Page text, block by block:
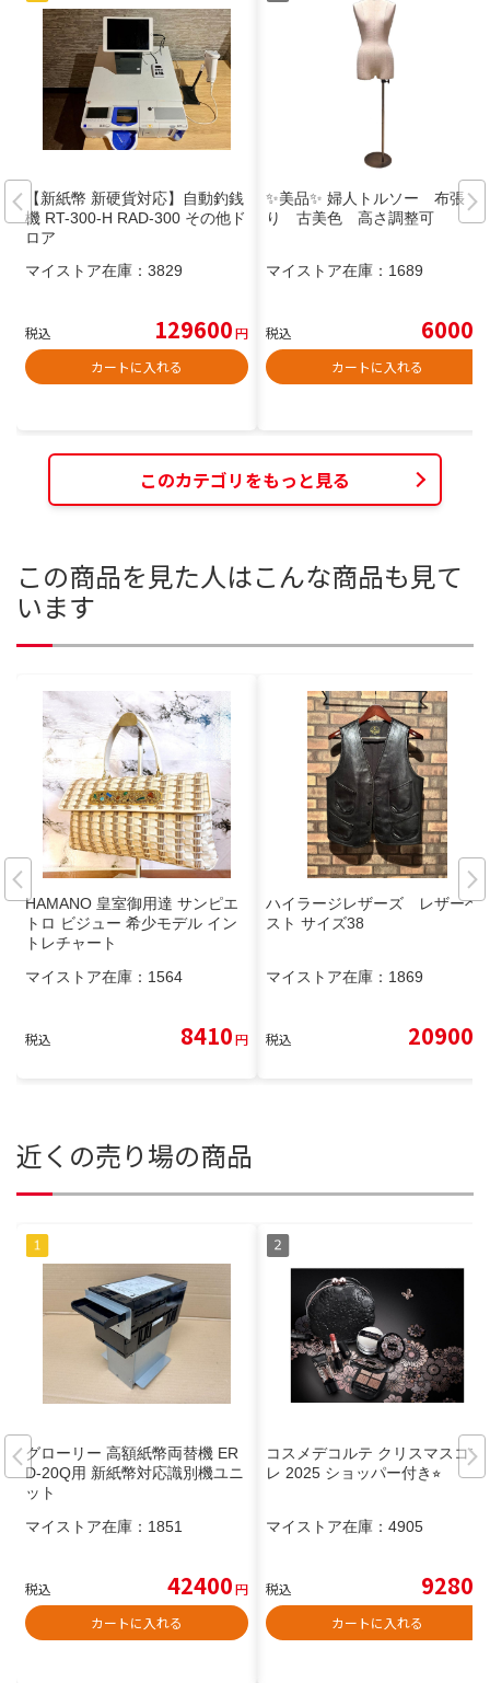
【新紙幣 新硬貨対応】自動釣銭
機 RT-300-H RAD-300 その他ド
ロア
マイストア在庫： 3829
税込 129600円
カートに入れる
✨美品✨ 婦人トルソー 布張
り 古美色 高さ調整可
マイストア在庫： 1689
税込 6000
カートに入れる
このカテゴリをもっと見る
この商品を見た人はこんな商品も見て
います
HAMANO 皇室御用達 サンピエ
トロ ビジュー 希少モデル イン
トレチャート
マイストア在庫： 1564
税込 8410円
ハイラージレザーズ レザーベ
スト サイズ38
マイストア在庫： 1869
税込 20900
近くの売り場の商品
グローリー 高額紙幣両替機 ER
D-20Q用 新紙幣対応識別機ユニ
ット
マイストア在庫： 1851
税込 42400円
カートに入れる
コスメデコルテ クリスマスコフ
レ 2025 ショッパー付き⭐︎
マイストア在庫： 4905
税込 9280
カートに入れる